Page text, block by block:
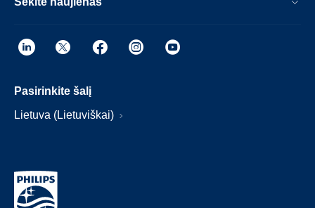
Pasirinkite šalį
Lietuva (Lietuviškai)